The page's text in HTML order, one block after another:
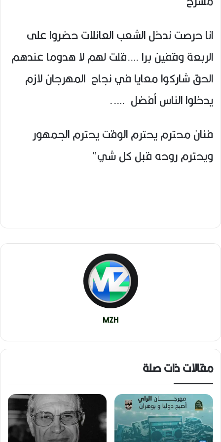
انا حرصت ندخل الشعب العائلات حضروا على
الربعة وقفين برا ….قلت لهم لا هدوما عندهم
الحق شاركوا معايا في نجاح المهرجان لازم
يدخلوا الناس أفضل …..
فنان محترم يحترم الوقت يحترم الجمهور
ويحترم روحه قبل كل شي”
MZH
مقالات ذات صلة